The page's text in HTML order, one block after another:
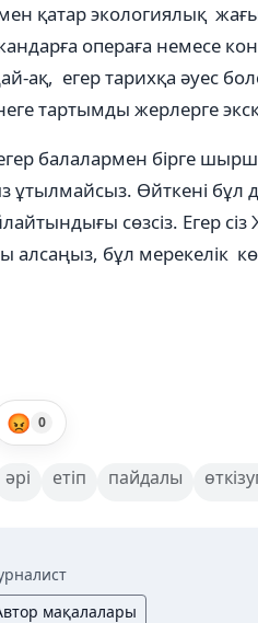
қатар экологиялық
операға немесе
ақ, егер тарихқа әуес
тартымды жерлерге
балалармен бірге
ұтылмайсыз. Өйткені бұл
сөзсіз. Егер
алсаңыз, бұл мерекелік
😡 0
әрі етіп пайдалы
мақалалары